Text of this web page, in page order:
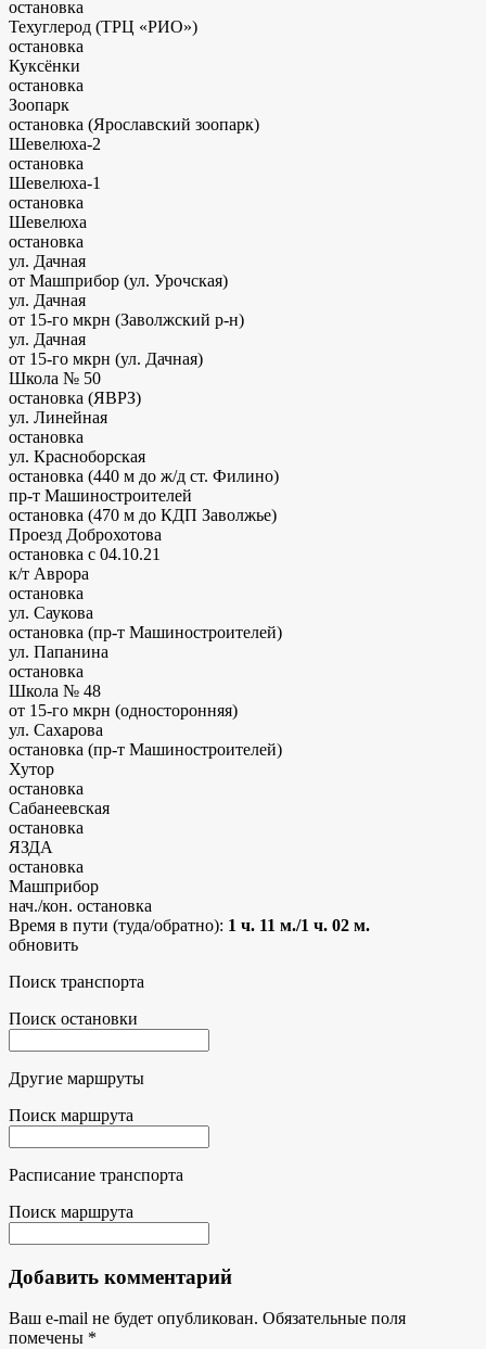
остановка
Техуглерод (ТРЦ «РИО»)
остановка
Куксёнки
остановка
Зоопарк
остановка (Ярославский зоопарк)
Шевелюха-2
остановка
Шевелюха-1
остановка
Шевелюха
остановка
ул. Дачная
от Машприбор (ул. Урочская)
ул. Дачная
от 15-го мкрн (Заволжский р-н)
ул. Дачная
от 15-го мкрн (ул. Дачная)
Школа № 50
остановка (ЯВРЗ)
ул. Линейная
остановка
ул. Красноборская
остановка (440 м до ж/д ст. Филино)
пр-т Машиностроителей
остановка (470 м до КДП Заволжье)
Проезд Доброхотова
остановка с 04.10.21
к/т Аврора
остановка
ул. Саукова
остановка (пр-т Машиностроителей)
ул. Папанина
остановка
Школа № 48
от 15-го мкрн (односторонняя)
ул. Сахарова
остановка (пр-т Машиностроителей)
Хутор
остановка
Сабанеевская
остановка
ЯЗДА
остановка
Машприбор
нач./кон. остановка
Время в пути (туда/обратно): 1 ч. 11 м./1 ч. 02 м.
обновить
Поиск транспорта
Поиск остановки
Другие маршруты
Поиск маршрута
Расписание транспорта
Поиск маршрута
Добавить комментарий
Ваш e-mail не будет опубликован. Обязательные поля
помечены *